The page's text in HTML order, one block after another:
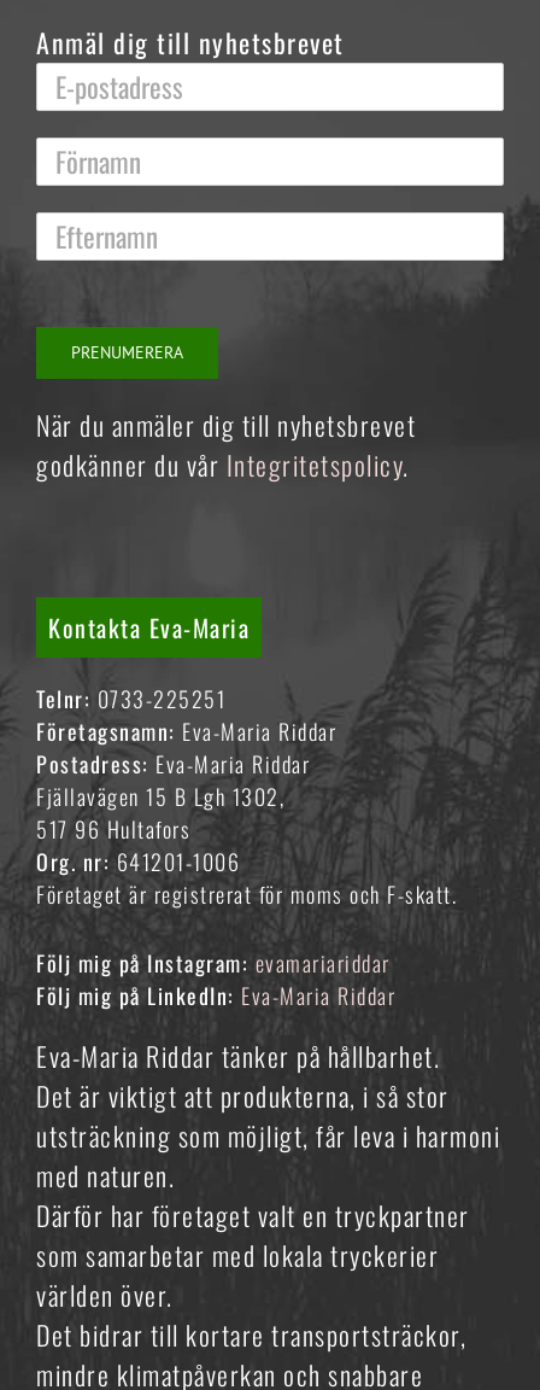
Anmäl dig till nyhetsbrevet
När du anmäler dig till nyhetsbrevet
godkänner du vår Integritetspolicy.
Kontakta Eva-Maria
Telnr: 0733-225251
Företagsnamn: Eva-Maria Riddar
Postadress: Eva-Maria Riddar
Fjällavägen 15 B Lgh 1302,
517 96 Hultafors
Org. nr: 641201-1006
Företaget är registrerat för moms och F-skatt.
Följ mig på Instagram: evamariariddar
Följ mig på LinkedIn: Eva-Maria Riddar
Eva-Maria Riddar tänker på hållbarhet.
Det är viktigt att produkterna, i så stor
utsträckning som möjligt, får leva i harmoni
med naturen.
Därför har företaget valt en tryckpartner
som samarbetar med lokala tryckerier
världen över.
Det bidrar till kortare transportsträckor,
mindre klimatpåverkan och snabbare